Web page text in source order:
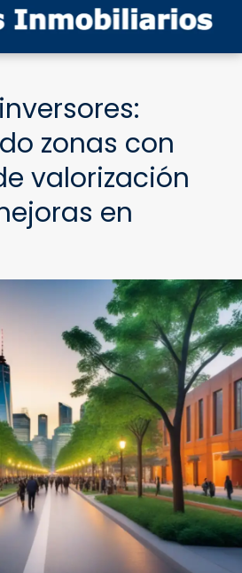
zonas con
valorización
en